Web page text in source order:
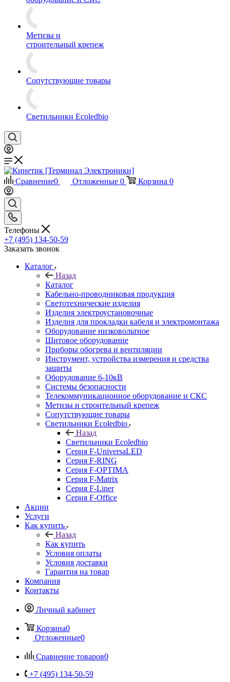
Метизы и
строительный крепеж
Сопутствующие товары
Светильники Ecoledbio
Сравнение0 Отложенные 0 Корзина 0
Телефоны
+7 (495) 134-50-59
Заказать звонок
Каталог
Назад
Каталог
Кабельно-проводниковая продукция
Светотехнические изделия
Изделия электроустановочные
Изделия для прокладки кабеля и электромонтажа
Оборудование низковольтное
Щитовое оборудование
Приборы обогрева и вентиляции
Инструмент, устройства измерения и средства
защиты
Оборудование 6-10кВ
Системы безопасности
Телекоммуникационное оборудование и СКС
Метизы и строительный крепеж
Сопутствующие товары
Светильники Ecoledbio
Назад
Светильники Ecoledbio
Серия F-UniversaLED
Серия F-RING
Серия F-OPTIMA
Серия F-Matrix
Серия F-Liner
Серия F-Office
Акции
Услуги
Как купить
Назад
Как купить
Условия оплаты
Условия доставки
Гарантия на товар
Компания
Контакты
Личный кабинет
Корзина0
Отложенные0
Сравнение товаров0
+7 (495) 134-50-59